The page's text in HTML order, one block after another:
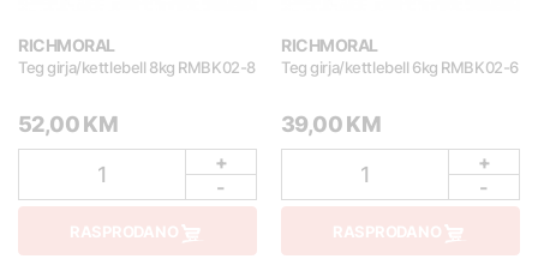
RICHMORAL
Teg girja/kettlebell 8kg RMBK02-8
52,00 KM
1
+
-
RASPRODANO
RICHMORAL
Teg girja/kettlebell 6kg RMBK02-6
39,00 KM
1
+
-
RASPRODANO